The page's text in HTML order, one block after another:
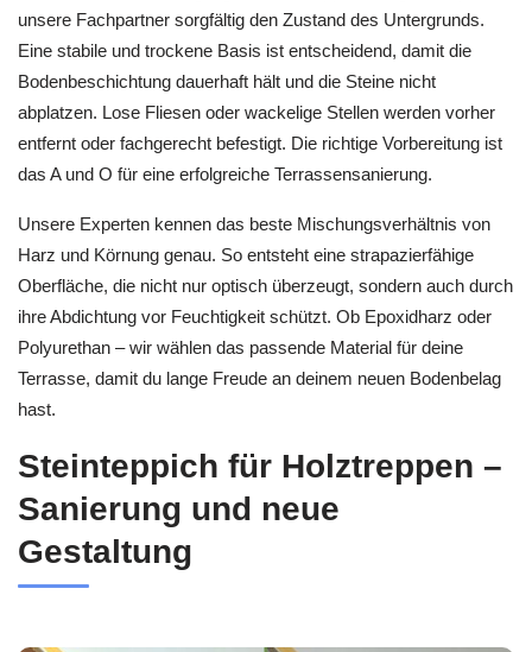
unsere Fachpartner sorgfältig den Zustand des Untergrunds.
Eine stabile und trockene Basis ist entscheidend, damit die
Bodenbeschichtung dauerhaft hält und die Steine nicht
abplatzen. Lose Fliesen oder wackelige Stellen werden vorher
entfernt oder fachgerecht befestigt. Die richtige Vorbereitung ist
das A und O für eine erfolgreiche Terrassensanierung.
Unsere Experten kennen das beste Mischungsverhältnis von
Harz und Körnung genau. So entsteht eine strapazierfähige
Oberfläche, die nicht nur optisch überzeugt, sondern auch durch
ihre Abdichtung vor Feuchtigkeit schützt. Ob Epoxidharz oder
Polyurethan – wir wählen das passende Material für deine
Terrasse, damit du lange Freude an deinem neuen Bodenbelag
hast.
Steinteppich für Holztreppen –
Sanierung und neue
Gestaltung